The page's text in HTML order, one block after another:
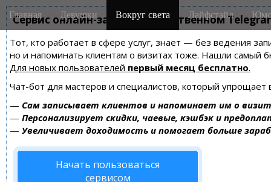
Сервис онлайн-записи на собственном
Тот, кто работает в сфере услуг, знает — без ведения
но и напоминать клиентам о визитах тоже. Нашли самый
Для новых пользователей первый месяц бесплатно.
Чат-бот для мастеров и специалистов, который упрощает
— Сам записывает клиентов и напоминает им о
— Персонализирует скидки, чаевые, кэшбэк и
— Увеличивает доходимость и помогает больше
Начать пользоваться
сервисом
M
a
n
m
e
n
u
i
Главная Девушки Вокруг света Лайфстайл